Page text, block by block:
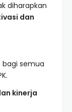
diharapkan
dan
bagi semua
kinerja